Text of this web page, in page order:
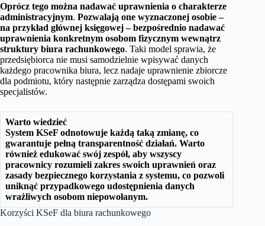
Oprócz tego można nadawać uprawnienia o charakterze
administracyjnym. Pozwalają one wyznaczonej osobie –
na przykład głównej księgowej – bezpośrednio nadawać
uprawnienia konkretnym osobom fizycznym wewnątrz
struktury biura rachunkowego. Taki model sprawia, że
przedsiębiorca nie musi samodzielnie wpisywać danych
każdego pracownika biura, lecz nadaje uprawnienie zbiorcze
dla podmiotu, który następnie zarządza dostępami swoich
specjalistów.
Warto wiedzieć
System KSeF odnotowuje każdą taką zmianę, co
gwarantuje pełną transparentność działań. Warto
również edukować swój zespół, aby wszyscy
pracownicy rozumieli zakres swoich uprawnień oraz
zasady bezpiecznego korzystania z systemu, co pozwoli
uniknąć przypadkowego udostępnienia danych
wrażliwych osobom niepowołanym.
Korzyści KSeF dla biura rachunkowego